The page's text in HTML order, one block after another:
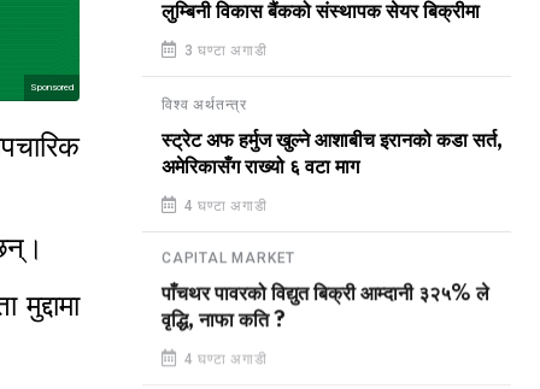
Sponsored
लुम्बिनी विकास बैंकको संस्थापक सेयर बिक्रीमा
3 घण्टा अगाडी
विश्व अर्थतन्त्र
स्ट्रेट अफ हर्मुज खुल्ने आशाबीच इरानको कडा सर्त,
अमेरिकासँग राख्यो ६ वटा माग
4 घण्टा अगाडी
CAPITAL MARKET
पाँचथर पावरको विद्युत बिक्री आम्दानी ३२५% ले
वृद्धि, नाफा कति ?
4 घण्टा अगाडी